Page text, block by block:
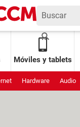
Móviles y tablets
Hardware Audio